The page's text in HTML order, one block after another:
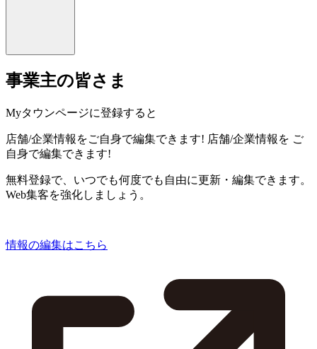
事業主の皆さま
Myタウンページに登録すると
店舗/企業情報をご自身で編集できます! 店舗/企業情報を ご
自身で編集できます!
無料登録で、いつでも何度でも自由に更新・編集できます。
Web集客を強化しましょう。
情報の編集はこちら